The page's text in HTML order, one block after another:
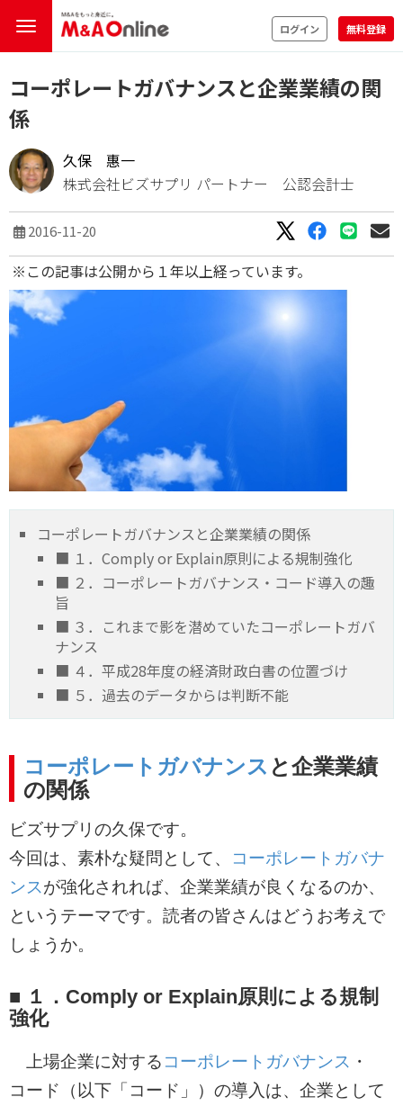
ログイン 無料登録
コーポレートガバナンスと企業業績の関
係
久保 惠一
株式会社ビズサプリ パートナー 公認会計士
2016-11-20
※この記事は公開から１年以上経っています。
コーポレートガバナンスと企業業績の関係
■ １．Comply or Explain原則による規制強化
■ ２．コーポレートガバナンス・コード導入の趣
旨
■ ３．これまで影を潜めていたコーポレートガバ
ナンス
■ ４．平成28年度の経済財政白書の位置づけ
■ ５．過去のデータからは判断不能
コーポレートガバナンス と企業業績
の関係
ビズサプリの久保です。
今回は、素朴な疑問として、
コーポレートガバナ
ンスが強化されれば、企業業績が良くなるのか、
というテーマです。読者の皆さんはどうお考えで
しょうか。
■ １．Comply or Explain原則による規制
強化
上場企業に対する コーポレートガバナンス ・
コード（以下「コード」）の導入は、企業として